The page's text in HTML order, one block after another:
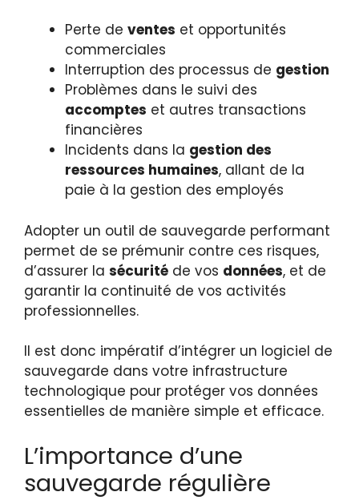
Perte de ventes et opportunités
commerciales
Interruption des processus de gestion
Problèmes dans le suivi des
accomptes et autres transactions
financières
Incidents dans la gestion des
ressources humaines, allant de la
paie à la gestion des employés
Adopter un outil de sauvegarde performant
permet de se prémunir contre ces risques,
d’assurer la sécurité de vos données, et de
garantir la continuité de vos activités
professionnelles.
Il est donc impératif d’intégrer un logiciel de
sauvegarde dans votre infrastructure
technologique pour protéger vos données
essentielles de manière simple et efficace.
L’importance d’une
sauvegarde régulière